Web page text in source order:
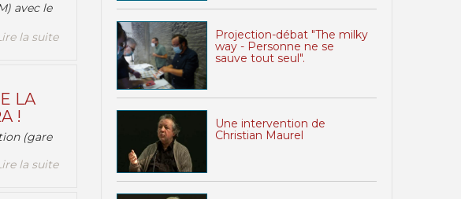
avec le
la suite
LA
!
(gare
la suite
Projection-débat "The milky
way - Personne ne se
sauve tout seul".
Une intervention de
Christian Maurel